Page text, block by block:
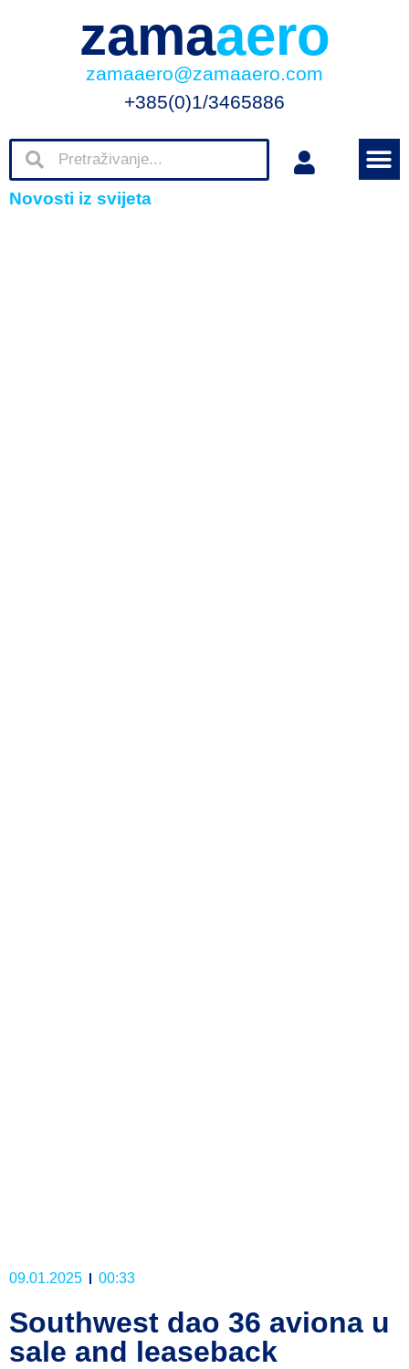
zamaaero
zamaaero@zamaaero.com
+385(0)1/3465886
Novosti iz svijeta
09.01.2025 00:33
Southwest dao 36 aviona u
sale and leaseback